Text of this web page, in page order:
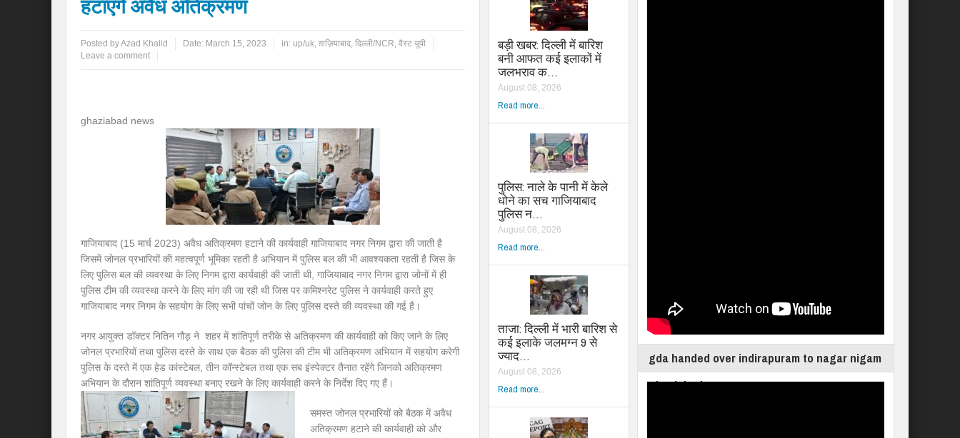
हटाएंगे अवैध अतिक्रमण
Posted byAzad Khalid Date: March 15, 2023 in: up/uk, ग़ाज़ियाबाद, दिल्ली/NCR, वैस्ट यूपी
Leave a comment
ghaziabad news
गाजियाबाद (15 मार्च 2023) अवैध अतिक्रमण हटाने की कार्यवाही गाजियाबाद नगर निगम द्वारा की जाती है
जिसमें जोनल प्रभारियों की महत्वपूर्ण भूमिका रहती है अभियान में पुलिस बल की भी आवश्यकता रहती है जिस के
लिए पुलिस बल की व्यवस्था के लिए निगम द्वारा कार्यवाही की जाती थी, गाजियाबाद नगर निगम द्वारा जोनों में ही
पुलिस टीम की व्यवस्था करने के लिए मांग की जा रही थी जिस पर कमिश्नरेट पुलिस ने कार्यवाही करते हुए
गाजियाबाद नगर निगम के सहयोग के लिए सभी पांचों जोन के लिए पुलिस दस्ते की व्यवस्था की गई है।
नगर आयुक्त डॉक्टर नितिन गौड़ ने शहर में शांतिपूर्ण तरीके से अतिक्रमण की कार्यवाही को किए जाने के लिए
जोनल प्रभारियों तथा पुलिस दस्ते के साथ एक बैठक की पुलिस की टीम भी अतिक्रमण अभियान में सहयोग करेगी
पुलिस के दस्ते में एक हेड कांस्टेबल, तीन कॉन्स्टेबल तथा एक सब इंस्पेक्टर तैनात रहेंगे जिनको अतिक्रमण
अभियान के दौरान शांतिपूर्ण व्यवस्था बनाए रखने के लिए कार्यवाही करने के निर्देश दिए गए हैं।
समस्त जोनल प्रभारियों को बैठक में अवैध
अतिक्रमण हटाने की कार्यवाही को और
बड़ी खबर: दिल्ली में बारिश
बनी आफत कई इलाकों में
जलभराव क…
August 08, 2026
Read more...
पुलिस: नाले के पानी में केले
धोने का सच गाजियाबाद
पुलिस न…
August 08, 2026
Read more...
ताजा: दिल्ली में भारी बारिश से
कई इलाके जलमग्न 9 से
ज्याद…
August 08, 2026
Read more...
gda handed over indirapuram to nagar nigam
ghaziabad